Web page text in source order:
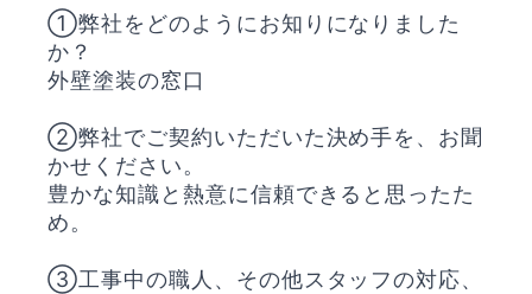
①弊社をどのようにお知りになりました
か？
外壁塗装の窓口
②弊社でご契約いただいた決め手を、お聞
かせください。
豊かな知識と熱意に信頼できると思ったた
め。
③工事中の職人、その他スタッフの対応、